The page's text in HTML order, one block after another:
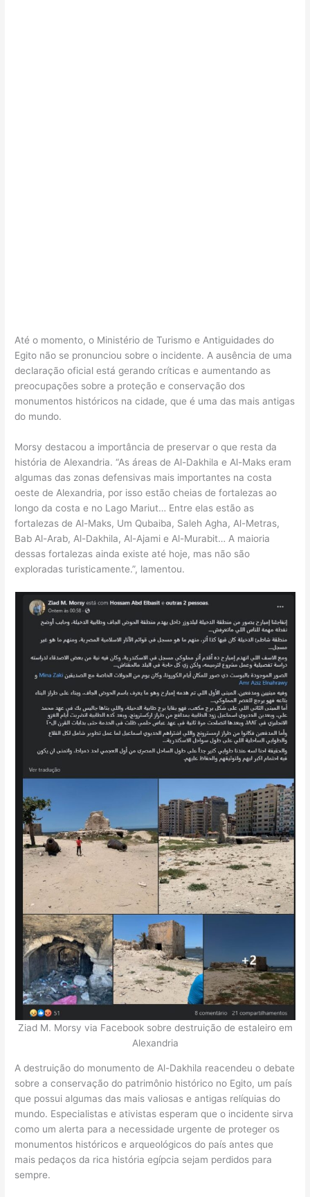
Até o momento, o Ministério de Turismo e Antiguidades do
Egito não se pronunciou sobre o incidente. A ausência de uma
declaração oficial está gerando críticas e aumentando as
preocupações sobre a proteção e conservação dos
monumentos históricos na cidade, que é uma das mais antigas
do mundo.
Morsy destacou a importância de preservar o que resta da
história de Alexandria. “As áreas de Al-Dakhila e Al-Maks eram
algumas das zonas defensivas mais importantes na costa
oeste de Alexandria, por isso estão cheias de fortalezas ao
longo da costa e no Lago Mariut… Entre elas estão as
fortalezas de Al-Maks, Um Qubaiba, Saleh Agha, Al-Metras,
Bab Al-Arab, Al-Dakhila, Al-Ajami e Al-Murabit… A maioria
dessas fortalezas ainda existe até hoje, mas não são
exploradas turisticamente.”, lamentou.
Ziad M. Morsy via Facebook sobre destruição de estaleiro em
Alexandria
A destruição do monumento de Al-Dakhila reacendeu o debate
sobre a conservação do patrimônio histórico no Egito, um país
que possui algumas das mais valiosas e antigas relíquias do
mundo. Especialistas e ativistas esperam que o incidente sirva
como um alerta para a necessidade urgente de proteger os
monumentos históricos e arqueológicos do país antes que
mais pedaços da rica história egípcia sejam perdidos para
sempre.